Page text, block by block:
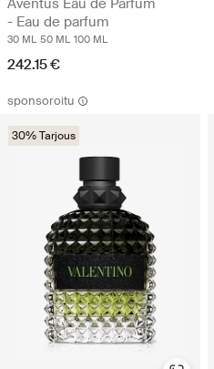
Aventus Eau de Parfum
- Eau de parfum
30 ML 50 ML 100 ML
242.15 €
sponsoroitu
30% Tarjous